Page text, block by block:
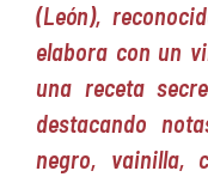
(León),
elabora con un
una receta
destacando
negro, vainilla,